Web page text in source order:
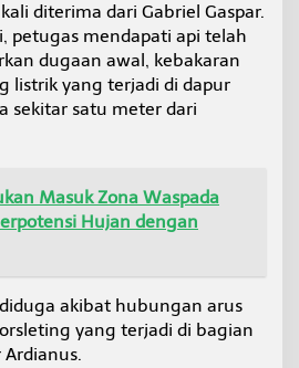
diterima dari Gabriel Gaspar.
petugas mendapati api telah
dugaan awal, kebakaran
listrik yang terjadi di dapur
sekitar satu meter dari
Masuk Zona Waspada
Hujan dengan
akibat hubungan arus
yang terjadi di bagian
Ardianus.